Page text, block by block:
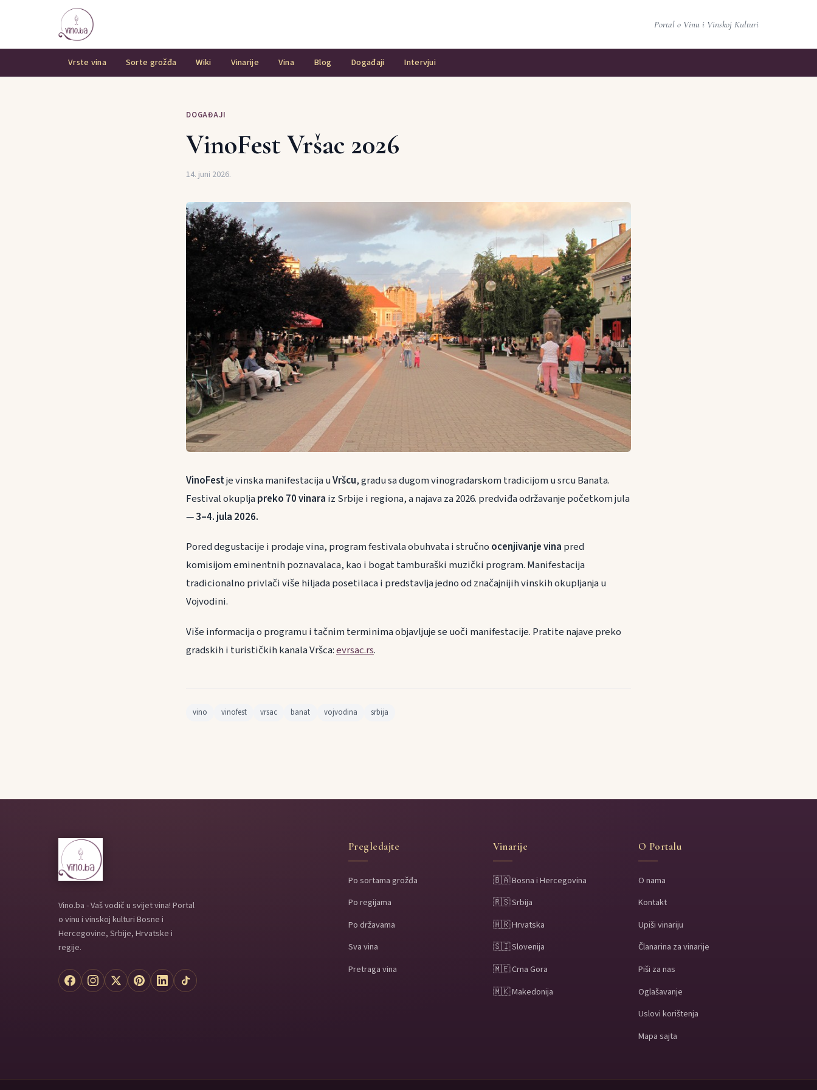
Portal o Vinu i Vinskoj Kulturi
Vrste vina Sorte grožđa Wiki Vinarije Vina Blog Događaji Intervjui
DOGAĐAJI
VinoFest Vršac 2026
14. juni 2026.
VinoFestje vinska manifestacija uVršcu, gradu sa dugom vinogradarskom tradicijom u srcu Banata.
Festival okupljapreko 70 vinara iz Srbije i regiona, a najava za 2026. predviđa održavanje početkom jula
—3–4. jula 2026.
Pored degustacije i prodaje vina, program festivala obuhvata i stručno ocenjivanje vina pred
komisijom eminentnih poznavalaca, kao i bogat tamburaški muzički program. Manifestacija
tradicionalno privlači više hiljada posetilaca i predstavlja jedno od značajnijih vinskih okupljanja u
Vojvodini.
Više informacija o programu i tačnim terminima objavljuje se uoči manifestacije. Pratite najave preko
gradskih i turističkih kanala Vršca:evrsac.rs.
vino vinofest vrsac banat vojvodina srbija
Vino.ba - Vaš vodič u svijet vina! Portal
o vinu i vinskoj kulturi Bosne i
Hercegovine, Srbije, Hrvatske i
regije.
Pregledajte
Po sortama grožđa
Po regijama
Po državama
Sva vina
Pretraga vina
Vinarije
🇧🇦 Bosna i Hercegovina
🇷🇸 Srbija
🇭🇷 Hrvatska
🇸🇮 Slovenija
🇲🇪 Crna Gora
🇲🇰 Makedonija
O Portalu
O nama
Kontakt
Upiši vinariju
Članarina za vinarije
Piši za nas
Oglašavanje
Uslovi korištenja
Mapa sajta